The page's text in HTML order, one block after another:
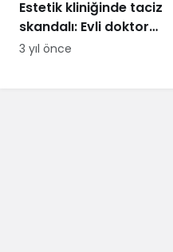
Estetik kliniğinde taciz
skandalı: Evli doktor
hakkında korkunç
3 yıl önce